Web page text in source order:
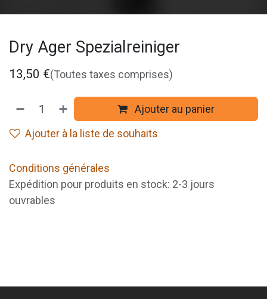
Dry Ager Spezialreiniger
13,50 €(Toutes taxes comprises)
Ajouter au panier
Ajouter à la liste de souhaits
Conditions générales
Expédition pour produits en stock: 2-3 jours
ouvrables